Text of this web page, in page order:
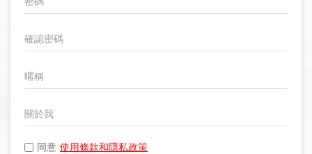
同意 使用條款和隱私政策